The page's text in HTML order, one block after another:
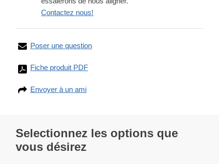
Contactez nous!
Poser une question
Fiche produit PDF
Envoyer à un ami
Selectionnez les options que
vous désirez